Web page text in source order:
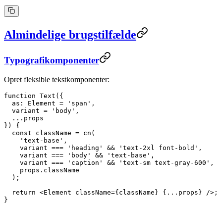
Almindelige brugstilfælde
Typografikomponenter
Opret fleksible tekstkomponenter:
function Text ({
  as
: Element = 'span' ,
  variant
= 'body' ,
  ...
props
}) {
  const
className = cn (
    'text-base'
,
    variant
=== 'heading' && 'text-2xl font-bold' ,
    variant
=== 'body' && 'text-base' ,
    variant
=== 'caption' && 'text-sm text-gray-600' ,
    props.className
  );
  return
<Element className={className} { ... props} />;
}